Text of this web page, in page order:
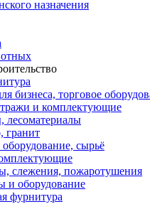
назначения
бизнеса, торговое
и комплектующие
лесоматериалы
гранит
сырьё
слежения, пожаротушения
и оборудование
фурнитура